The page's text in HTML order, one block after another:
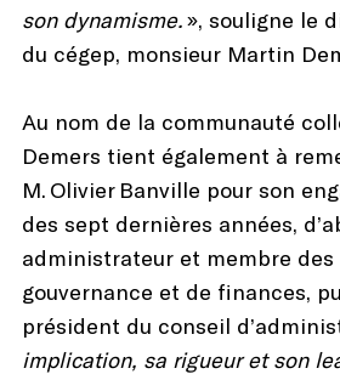
son dynamisme.», souligne le
du cégep, monsieur Martin
Au nom de la communauté
Demers tient également à
M. Olivier Banville pour son
des sept dernières années,
administrateur et membre des
gouvernance et de finances,
président du conseil
implication, sa rigueur et son